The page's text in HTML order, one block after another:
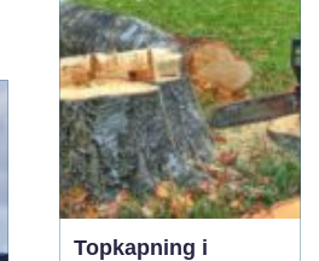
nyt...
Topkapning i